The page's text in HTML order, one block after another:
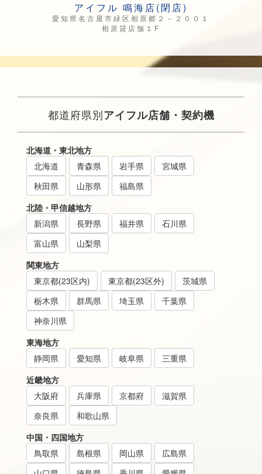
アイフル 鳴海店(閉店)
愛知県名古屋市緑区相原郷２－２００１
相原貸店舗１F
都道府県別アイフル店舗・契約機
北海道・東北地方
北海道
青森県 岩手県
宮城県
秋田県
山形県
福島県
北陸・甲信越地方
新潟県
長野県 福井県
石川県
富山県
山梨県
関東地方
東京都(23区内)
東京都(23区外)
茨城県
栃木県
群馬県 埼玉県
千葉県
神奈川県
東海地方
静岡県
愛知県 岐阜県
三重県
近畿地方
大阪府
兵庫県 京都府
滋賀県
奈良県
和歌山県
中国・四国地方
鳥取県
島根県 岡山県
広島県